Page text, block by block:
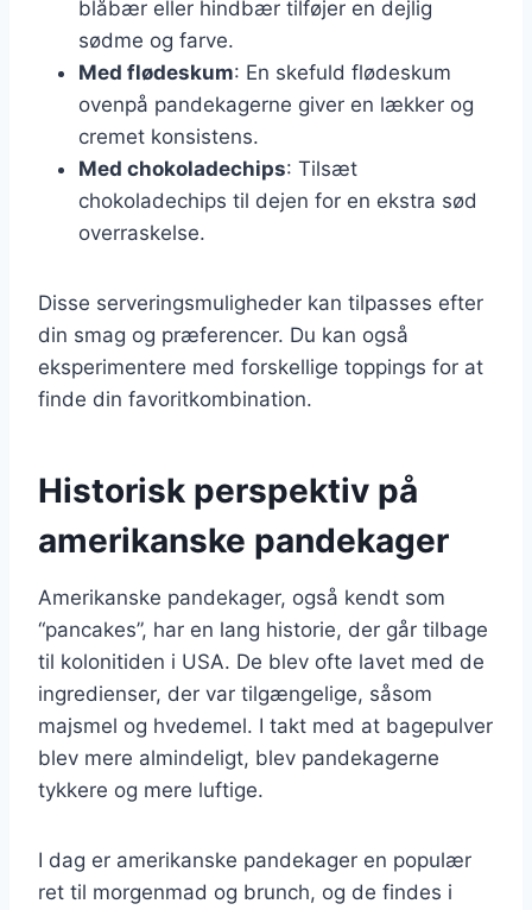
blåbær eller hindbær tilføjer en dejlig
sødme og farve.
Med flødeskum: En skefuld flødeskum
ovenpå pandekagerne giver en lækker og
cremet konsistens.
Med chokoladechips: Tilsæt
chokoladechips til dejen for en ekstra sød
overraskelse.
Disse serveringsmuligheder kan tilpasses efter
din smag og præferencer. Du kan også
eksperimentere med forskellige toppings for at
finde din favoritkombination.
Historisk perspektiv på
amerikanske pandekager
Amerikanske pandekager, også kendt som
“pancakes”, har en lang historie, der går tilbage
til kolonitiden i USA. De blev ofte lavet med de
ingredienser, der var tilgængelige, såsom
majsmel og hvedemel. I takt med at bagepulver
blev mere almindeligt, blev pandekagerne
tykkere og mere luftige.
I dag er amerikanske pandekager en populær
ret til morgenmad og brunch, og de findes i